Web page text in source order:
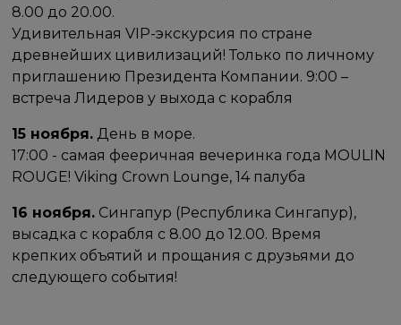
8.00 до 20.00.
Удивительная VIP-экскурсия по стране
древнейших цивилизаций! Только по личному
приглашению Президента Компании. 9:00 –
встреча Лидеров у выхода с корабля
15 ноября. День в море.
17:00 - самая фееричная вечеринка года MOULIN
ROUGE! Viking Crown Lounge, 14 палуба
16 ноября. Сингапур (Республика Сингапур),
высадка с корабля с 8.00 до 12.00. Время
крепких объятий и прощания с друзьями до
следующего события!